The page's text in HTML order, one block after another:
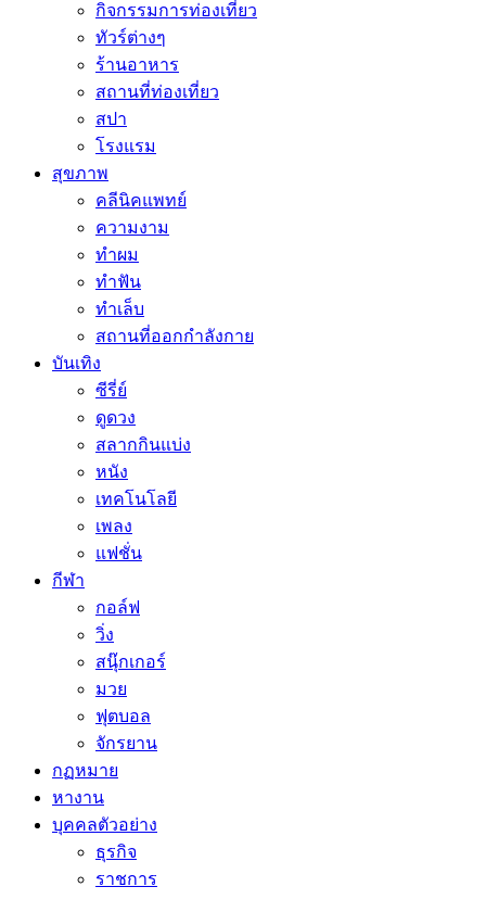
กิจกรรมการท่องเที่ยว
ทัวร์ต่างๆ
ร้านอาหาร
สถานที่ท่องเที่ยว
สปา
โรงแรม
สุขภาพ
คลีนิคแพทย์
ความงาม
ทำผม
ทำฟัน
ทำเล็บ
สถานที่ออกกำลังกาย
บันเทิง
ซีรี่ย์
ดูดวง
สลากกินแบ่ง
หนัง
เทคโนโลยี
เพลง
แฟชั่น
กีฬา
กอล์ฟ
วิ่ง
สนุ๊กเกอร์
มวย
ฟุตบอล
จักรยาน
กฏหมาย
หางาน
บุคคลตัวอย่าง
ธุรกิจ
ราชการ